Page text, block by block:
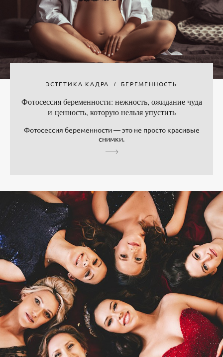
ЭСТЕТИКА КАДРА БЕРЕМЕННОСТЬ
Фотосессия беременности: нежность, ожидание чуда
и ценность, которую нельзя упустить
Фотосессия беременности — это не просто красивые
снимки.